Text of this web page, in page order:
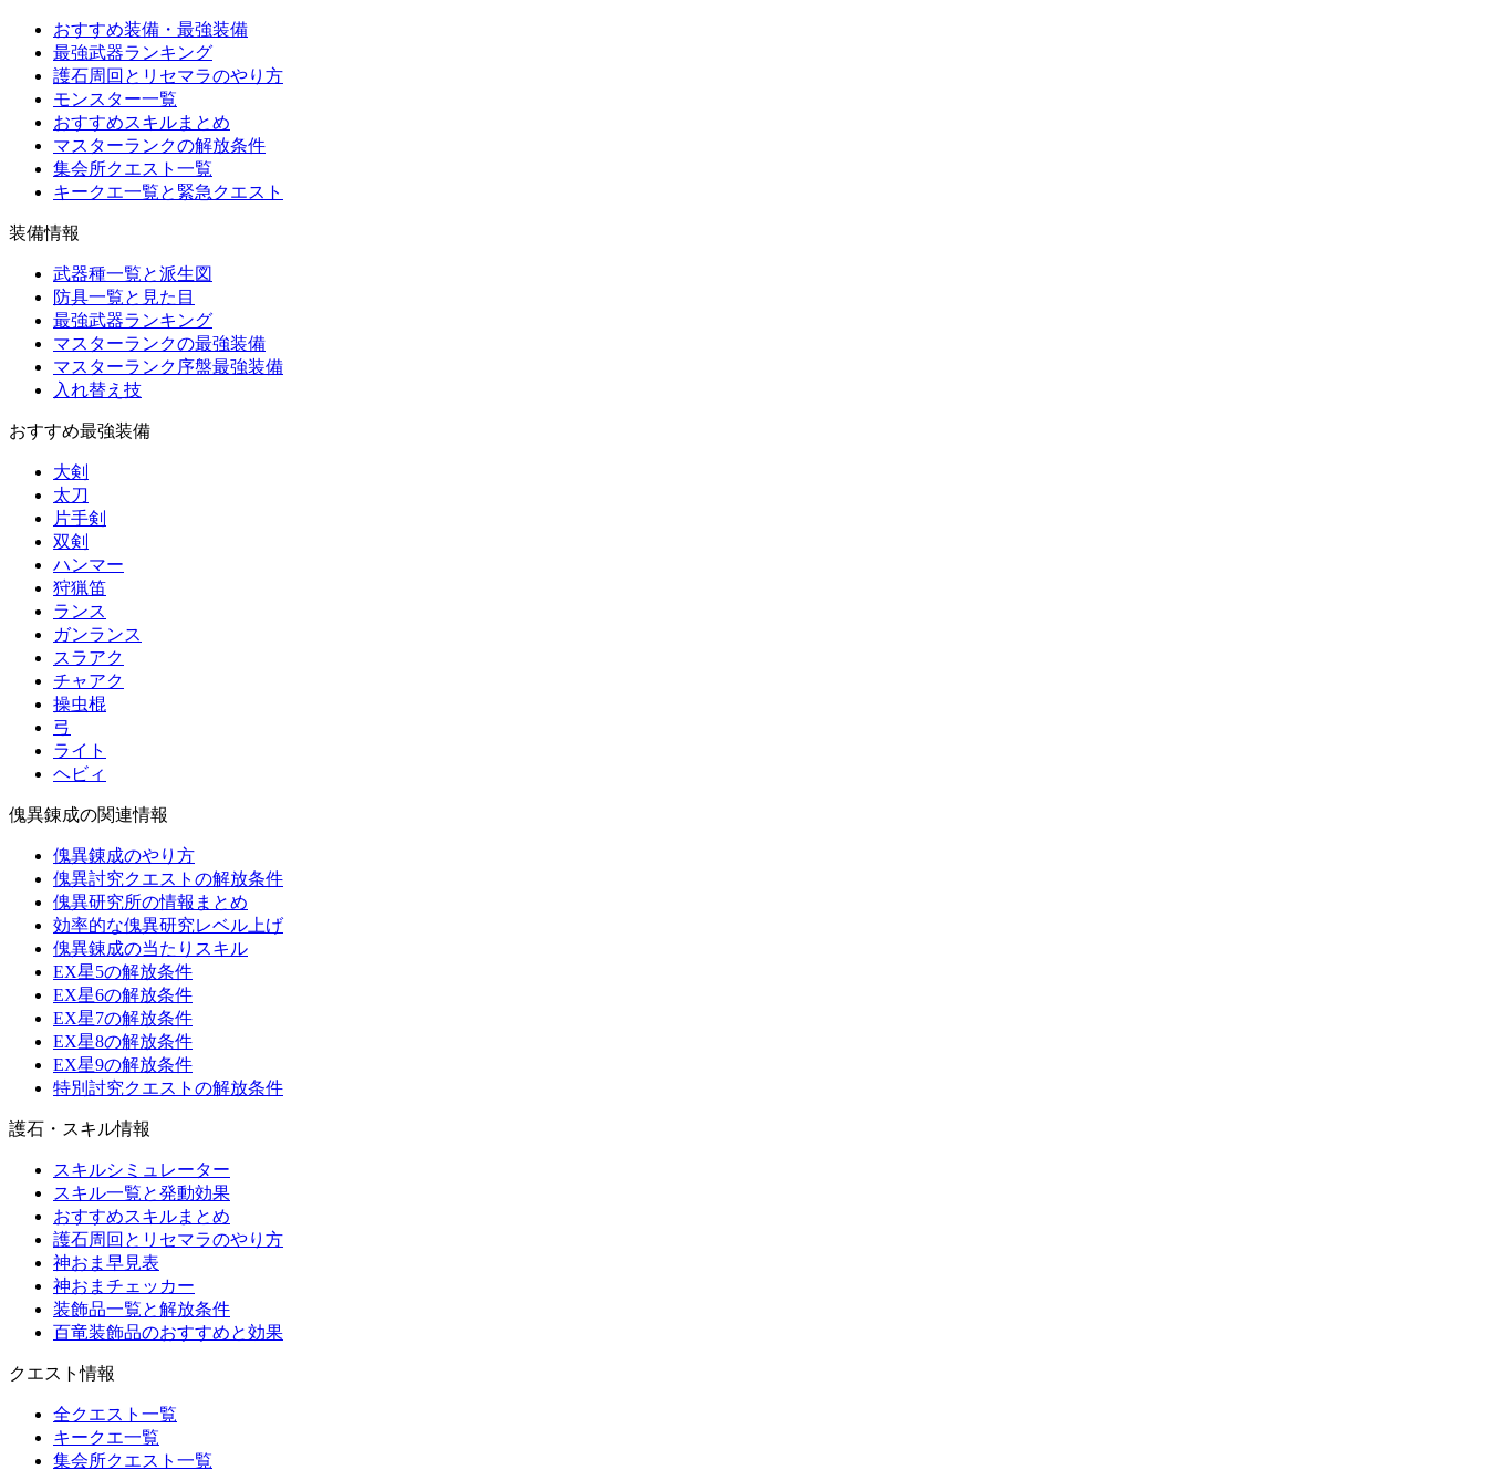
おすすめ装備・最強装備
最強武器ランキング
護石周回とリセマラのやり方
モンスター一覧
おすすめスキルまとめ
マスターランクの解放条件
集会所クエスト一覧
キークエ一覧と緊急クエスト
装備情報
武器種一覧と派生図
防具一覧と見た目
最強武器ランキング
マスターランクの最強装備
マスターランク序盤最強装備
入れ替え技
おすすめ最強装備
大剣
太刀
片手剣
双剣
ハンマー
狩猟笛
ランス
ガンランス
スラアク
チャアク
操虫棍
弓
ライト
ヘビィ
傀異錬成の関連情報
傀異錬成のやり方
傀異討究クエストの解放条件
傀異研究所の情報まとめ
効率的な傀異研究レベル上げ
傀異錬成の当たりスキル
EX星5の解放条件
EX星6の解放条件
EX星7の解放条件
EX星8の解放条件
EX星9の解放条件
特別討究クエストの解放条件
護石・スキル情報
スキルシミュレーター
スキル一覧と発動効果
おすすめスキルまとめ
護石周回とリセマラのやり方
神おま早見表
神おまチェッカー
装飾品一覧と解放条件
百竜装飾品のおすすめと効果
クエスト情報
全クエスト一覧
キークエ一覧
集会所クエスト一覧